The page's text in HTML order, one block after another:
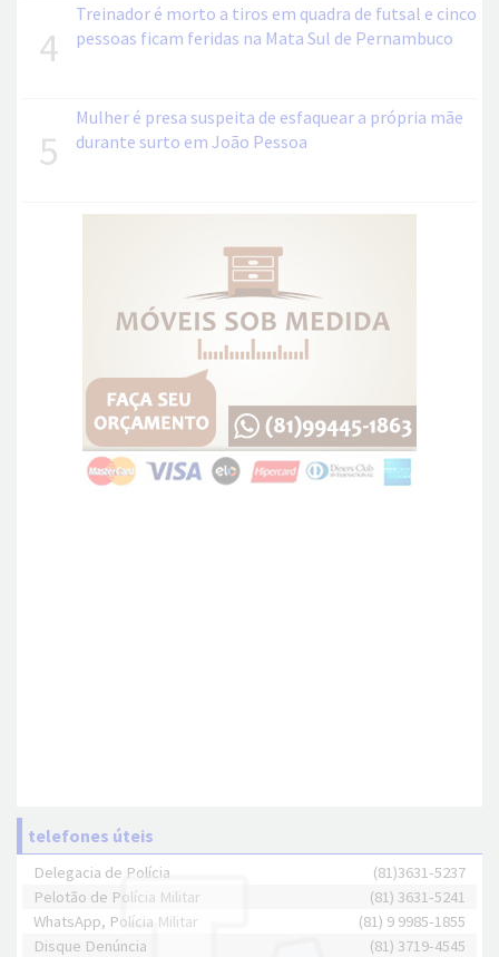
4
Treinador é morto a tiros em quadra de futsal e cinco
pessoas ficam feridas na Mata Sul de Pernambuco
5
Mulher é presa suspeita de esfaquear a própria mãe
durante surto em João Pessoa
telefones úteis
Delegacia de Polícia
(81)3631-5237
Pelotão de Polícia Militar
(81) 3631-5241
WhatsApp, Polícia Militar
(81) 9 9985-1855
Disque Denúncia
(81) 3719-4545